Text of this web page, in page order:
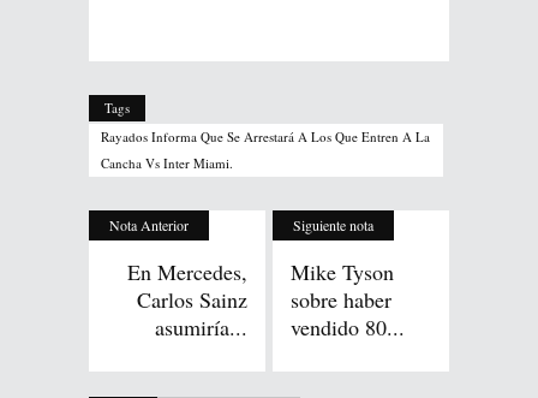
Tags
Rayados Informa Que Se Arrestará A Los Que Entren A La
Cancha Vs Inter Miami.
Nota Anterior
En Mercedes,
Carlos Sainz
asumiría...
Siguiente nota
Mike Tyson
sobre haber
vendido 80...